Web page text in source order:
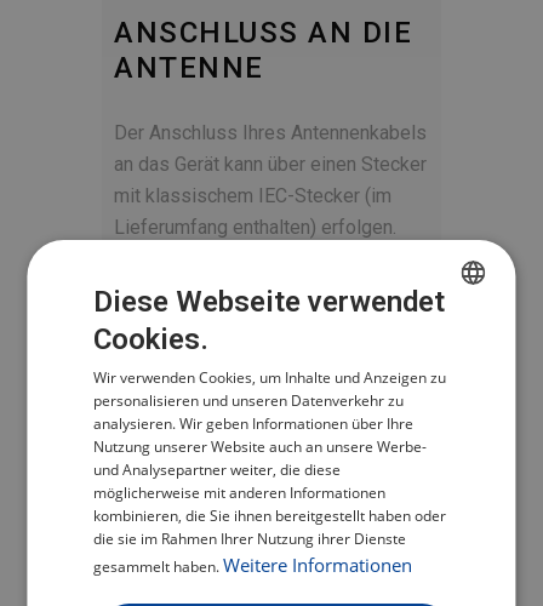
ANSCHLUSS AN DIE
ANTENNE
Der Anschluss Ihres Antennenkabels
an das Gerät kann über einen Stecker
mit klassischem IEC-Stecker (im
Lieferumfang enthalten) erfolgen.
POLISH
ENGLISH
Diese Webseite verwendet
Cookies.
Wir verwenden Cookies, um Inhalte und Anzeigen zu
personalisieren und unseren Datenverkehr zu
analysieren. Wir geben Informationen über Ihre
Nutzung unserer Website auch an unsere Werbe-
und Analysepartner weiter, die diese
möglicherweise mit anderen Informationen
kombinieren, die Sie ihnen bereitgestellt haben oder
die sie im Rahmen Ihrer Nutzung ihrer Dienste
gesammelt haben. Weitere Informationen